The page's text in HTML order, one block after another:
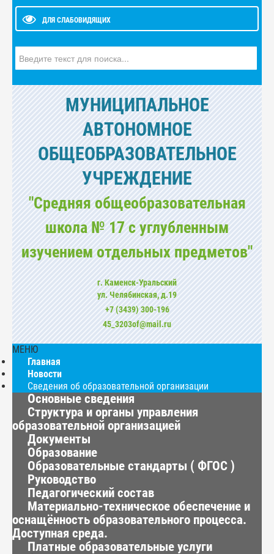
ДЛЯ СЛАБОВИДЯЩИХ
МУНИЦИПАЛЬНОЕ
АВТОНОМНОЕ
ОБЩЕОБРАЗОВАТЕЛЬНОЕ
УЧРЕЖДЕНИЕ
"Средняя общеобразовательная
школа № 17 с углубленным
изучением отдельных предметов"
г. Каменск-Уральский
ул. Челябинская, д.19
+7 (3439) 300-196
45_3203of@mail.ru
МЕНЮ
Главная
Новости
Сведения об образовательной организации
Основные сведения
Структура и органы управления
образовательной организацией
Документы
Образование
Образовательные стандарты ( ФГОС )
Руководство
Педагогический состав
Материально-техническое обеспечение и
оснащённость образовательного процесса.
Доступная среда.
Платные образовательные услуги